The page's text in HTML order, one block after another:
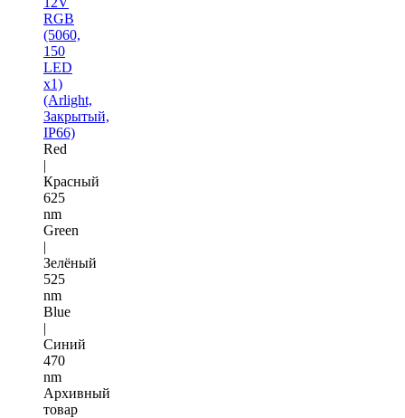
RGB
(5060,
150
LED
x1)
(Arlight,
Закрытый,
IP66)
Red
|
Красный
625
nm
Green
|
Зелёный
525
nm
Blue
|
Синий
470
nm
Архивный
товар